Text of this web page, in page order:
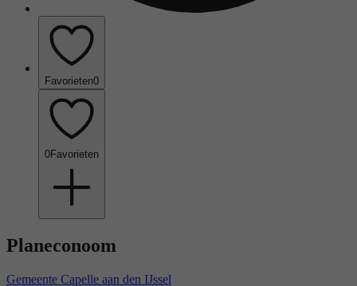
Favorieten0
0Favorieten
Planeconoom
Gemeente Capelle aan den IJssel